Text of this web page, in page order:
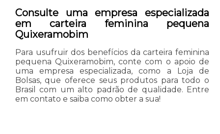
Consulte uma empresa especializada
em carteira feminina pequena
Quixeramobim
Para usufruir dos benefícios da carteira feminina
pequena Quixeramobim, conte com o apoio de
uma empresa especializada, como a Loja de
Bolsas, que oferece seus produtos para todo o
Brasil com um alto padrão de qualidade. Entre
em contato e saiba como obter a sua!